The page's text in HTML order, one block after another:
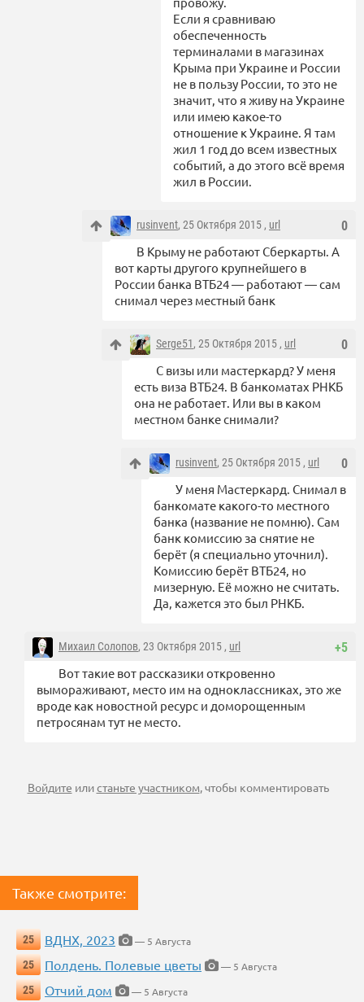
Если я сравниваю
обеспеченность
терминалами в магазинах
Крыма при Украине и России
не в пользу России, то это не
значит, что я живу на Украине
или имею какое-то
отношение к Украине. Я там
жил 1 год до всем известных
событий, а до этого всё время
жил в России.
0
rusinvent, 25 Октября 2015 , url
В Крыму не работают Сберкарты. А
вот карты другого крупнейшего в
России банка ВТБ24 — работают — сам
снимал через местный банк
0
Serge51, 25 Октября 2015 , url
С визы или мастеркард? У меня
есть виза ВТБ24. В банкоматах РНКБ
она не работает. Или вы в каком
местном банке снимали?
0
rusinvent, 25 Октября 2015 , url
У меня Мастеркард. Снимал в
банкомате какого-то местного
банка (название не помню). Сам
банк комиссию за снятие не
берёт (я специально уточнил).
Комиссию берёт ВТБ24, но
мизерную. Её можно не считать.
Да, кажется это был РНКБ.
+5
Михаил Солопов, 23 Октября 2015 , url
Вот такие вот рассказики откровенно
вымораживают, место им на одноклассниках, это же
вроде как новостной ресурс и доморощенным
петросянам тут не место.
Войдите илистаньте участником, чтобы комментировать
Также смотрите:
25 ВДНХ, 2023
— 5 Августа
25
Полдень. Полевые цветы
— 5 Августа
25
Отчий дом
— 5 Августа